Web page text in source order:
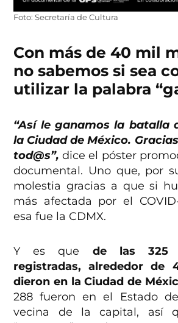
Foto: Secretaría de Cultura
Con más de 40 mil
no sabemos si sea
utilizar la palabra
“Así le ganamos la batalla
la Ciudad de México.
tod@s”, dice el póster
documental. Uno que, por
molestia gracias a que si
más afectada por el
esa fue la CDMX.
Y es que de las 325
registradas, alrededor de
dieron en la Ciudad de
288 fueron en el Estado
vecina de la capital, así